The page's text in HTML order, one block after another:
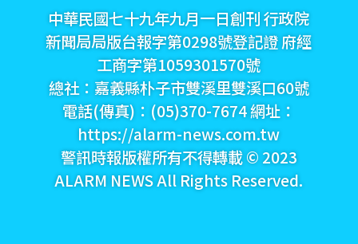
中華民國七十九年九月一日創刊 行政院
新聞局局版台報字第0298號登記證 府經
工商字第1059301570號
總社：嘉義縣朴子市雙溪里雙溪口60號
電話(傳真)：(05)370-7674 網址：
https://alarm-news.com.tw
警訊時報版權所有不得轉載 © 2023
ALARM NEWS All Rights Reserved.